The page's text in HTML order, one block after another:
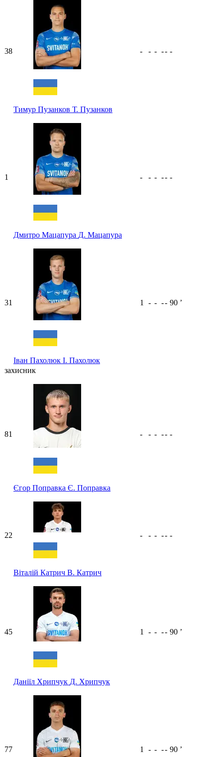
38
Тимур Пузанков Т. Пузанков
- - - -- -
1
Дмитро Мацапура Д. Мацапура
- - - -- -
31
Іван Пахолюк І. Пахолюк
1 - - -- 90 ʼ
захисник
81
Єгор Поправка Є. Поправка
- - - -- -
22
Віталій Катрич В. Катрич
- - - -- -
45
Даніїл Хрипчук Д. Хрипчук
1 - - -- 90 ʼ
77 1 - - -- 90 ʼ